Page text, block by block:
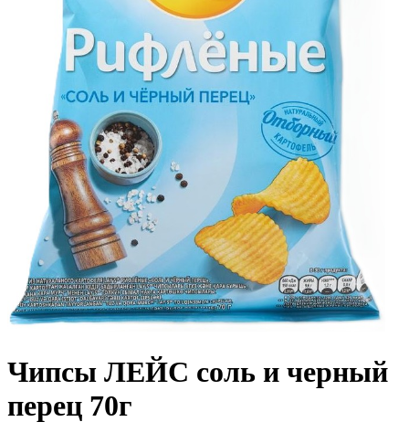
Чипсы ЛЕЙС соль и черный
перец 70г